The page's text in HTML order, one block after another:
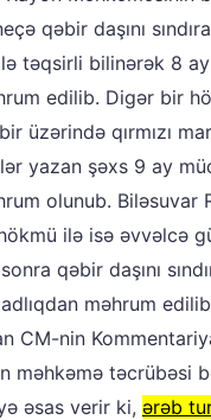
qəbir daşını
təqsirli bilinərək 8 ay
edilib. Digər bir
üzərində qırmızı
yazan şəxs 9 ay
olunub. Biləsuvar
ilə isə əvvəlcə
qəbir daşını
məhrum
CM-nin
məhkəmə təcrübəsi
əsas verir ki, ərəb